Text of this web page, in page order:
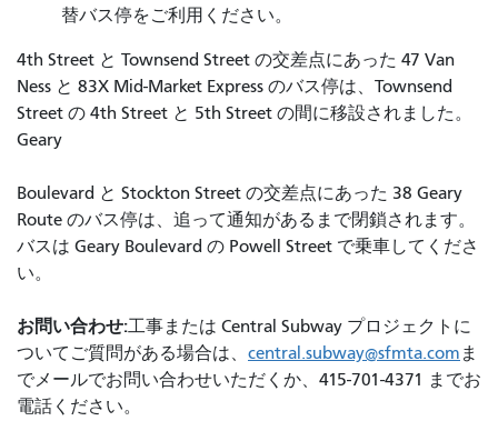
替バス停をご利用ください。
4th Street と Townsend Street の交差点にあった 47 Van
Ness と 83X Mid-Market Express のバス停は、Townsend
Street の 4th Street と 5th Street の間に移設されました。
Geary
Boulevard と Stockton Street の交差点にあった 38 Geary
Route のバス停は、追って通知があるまで閉鎖されます。
バスは Geary Boulevard の Powell Street で乗車してくださ
い。
お問い合わせ:工事または Central Subway プロジェクトに
ついてご質問がある場合は、 central.subway@sfmta.com ま
でメールでお問い合わせいただくか、415-701-4371 までお
電話ください。